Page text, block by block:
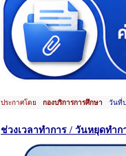
ประกาศโดย กองบริการการศึกษา วันที่ป
ช่วงเวลาทำการ / วันหยุดทำ